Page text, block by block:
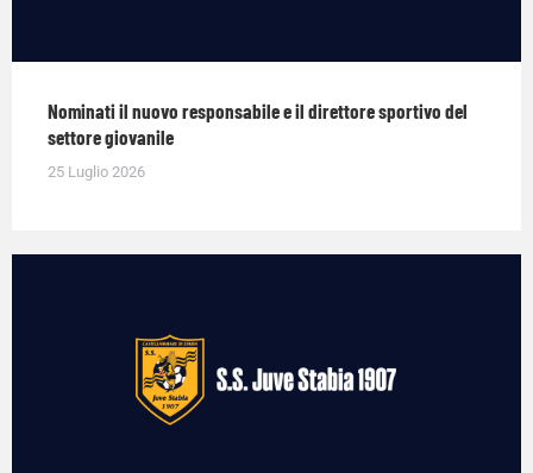
Nominati il nuovo responsabile e il direttore sportivo del
settore giovanile
25 Luglio 2026